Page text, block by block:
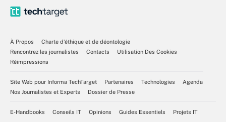
À Propos
Charte d’éthique et de déontologie
Rencontrez les journalistes
Contacts
Utilisation Des Cookies
Réimpressions
Site Web pour Informa TechTarget Partenaires Technologies
Agenda
Nos Journalistes et Experts
Dossier de Presse
E-Handbooks Conseils IT Opinions Guides Essentiels Projets IT